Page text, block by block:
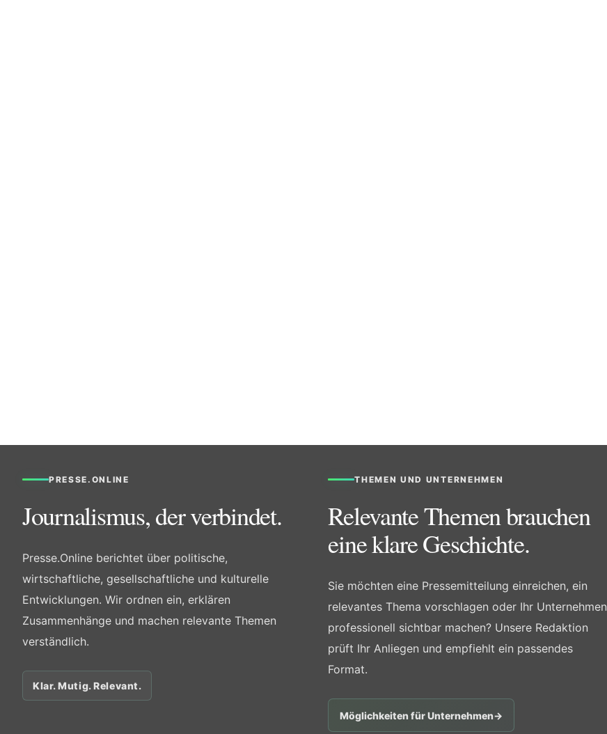
PRESSE.ONLINE
Journalismus, der verbindet.
Presse.Online berichtet über politische,
wirtschaftliche, gesellschaftliche und kulturelle
Entwicklungen. Wir ordnen ein, erklären
Zusammenhänge und machen relevante Themen
verständlich.
Klar. Mutig. Relevant.
THEMEN UND UNTERNEHMEN
Relevante Themen brauchen
eine klare Geschichte.
Sie möchten eine Pressemitteilung einreichen, ein
relevantes Thema vorschlagen oder Ihr Unternehmen
professionell sichtbar machen? Unsere Redaktion
prüft Ihr Anliegen und empfiehlt ein passendes
Format.
Möglichkeiten für Unternehmen→